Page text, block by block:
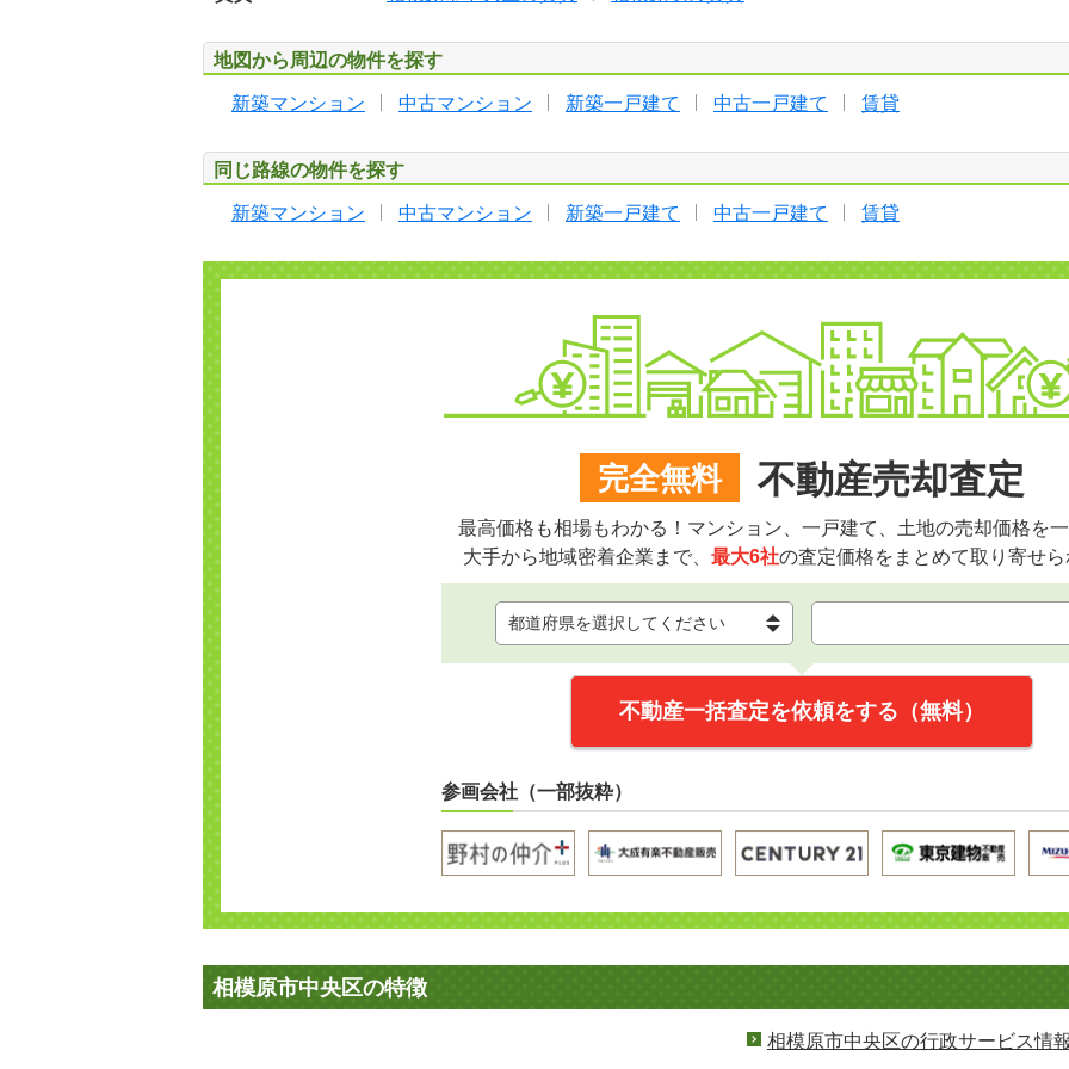
地図から周辺の物件を探す
新築マンション 中古マンション 新築一戸建て 中古一戸建て 賃貸
同じ路線の物件を探す
新築マンション 中古マンション 新築一戸建て 中古一戸建て 賃貸
完全無料 不動産売却査定
最高価格も相場もわかる！マンション、一戸建て、土地の売却価格を
大手から地域密着企業まで、 最大6社の査定価格をまとめて取り寄せ
不動産一括査定を依頼をする（無料）
参画会社（一部抜粋）
相模原市中央区の特徴
相模原市中央区の行政サービス情